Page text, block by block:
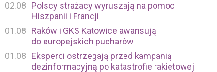
02.08
Polscy strażacy wyruszają na pomoc
Hiszpanii i Francji
01.08
Raków i GKS Katowice awansują
do europejskich pucharów
01.08
Eksperci ostrzegają przed kampanią
dezinformacyjną po katastrofie rakietowej